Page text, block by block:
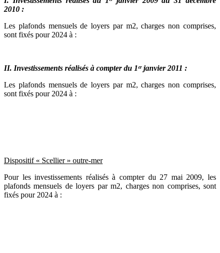
2010 :
Les plafonds mensuels de loyers par m2, charges non comprises,
sont fixés pour 2024 à :
II. Investissements réalisés à compter du 1ᵉʳ janvier 2011 :
Les plafonds mensuels de loyers par m2, charges non comprises,
sont fixés pour 2024 à :
Dispositif « Scellier » outre-mer
Pour les investissements réalisés à compter du 27 mai 2009, les
plafonds mensuels de loyers par m2, charges non comprises, sont
fixés pour 2024 à :